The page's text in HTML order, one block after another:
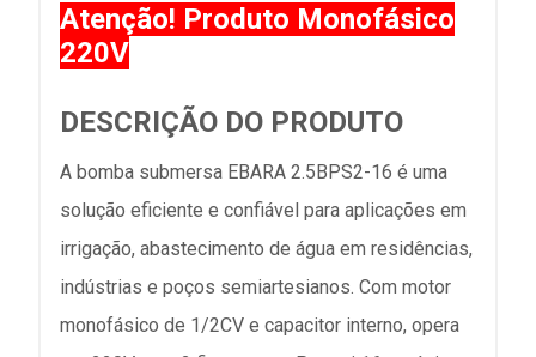
Atenção! Produto Monofásico
220V
DESCRIÇÃO DO PRODUTO
A bomba submersa EBARA 2.5BPS2-16 é uma
solução eficiente e confiável para aplicações em
irrigação, abastecimento de água em residências,
indústrias e poços semiartesianos. Com motor
monofásico de 1/2CV e capacitor interno, opera